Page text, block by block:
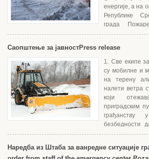
енергије, а на
Републике
града
радити следећа установа: ЈП...
Саопштење за јавностPress release
1. Све екипе
су мобилне и
на терену
налети ветра
који
приградским
грађанству
безбедности
Најкритичнији...
Наредба из Штаба за ванредне ситуације